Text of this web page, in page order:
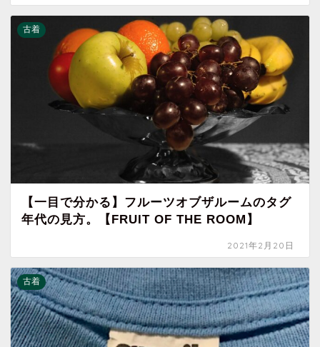
古着
【一目で分かる】フルーツオブザルームのタグ
年代の見方。【FRUIT OF THE ROOM】
2021年2月20日
古着